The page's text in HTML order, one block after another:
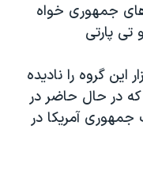
جمهوری خواه
تی پارتی
این گروه را نادیده
در حال حاضر در
آمریکا در